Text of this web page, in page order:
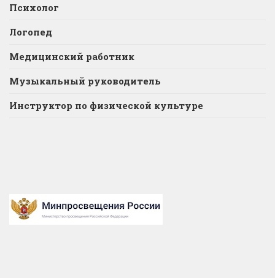
Психолог
Логопед
Медицинский работник
Музыкальный руководитель
Инструктор по физической культуре